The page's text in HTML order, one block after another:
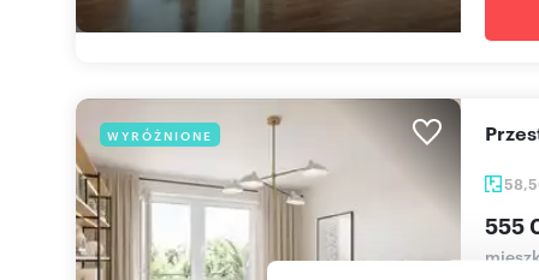
WYRÓŻNIONE
555